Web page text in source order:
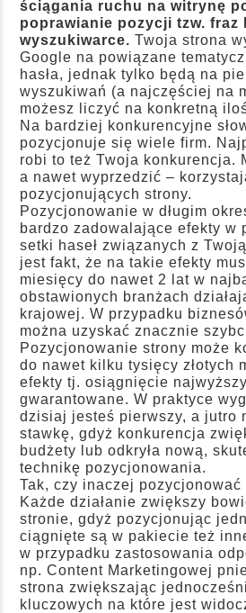
ściągania ruchu na witrynę
poprawianie pozycji tzw. fraz
wyszukiwarce. Twoja strona
Google na powiązane
hasła, jednak tylko będą na
wyszukiwań (a najczęściej na
możesz liczyć na konkretną
Na bardziej konkurencyjne
pozycjonuje się wiele firm.
robi to też Twoja konkurencja.
a nawet wyprzedzić –
pozycjonujących strony.
Pozycjonowanie w długim
bardzo zadowalające efekty w
setki haseł związanych z
jest fakt, że na takie efekty
miesięcy do nawet 2 lat w
obstawionych branżach
krajowej. W przypadku
można uzyskać znacznie
Pozycjonowanie strony może
do nawet kilku tysięcy złotych
efekty tj. osiągnięcie
gwarantowane. W praktyce
dzisiaj jesteś pierwszy, a jutro
stawkę, gdyż konkurencja
budżety lub odkryła nową,
technikę pozycjonowania.
Tak, czy inaczej pozycjonować
Każde działanie zwiększy
stronie, gdyż pozycjonując
ciągnięte są w pakiecie też
w przypadku zastosowania
np. Content Marketingowej
strona zwiększając
kluczowych na które jest